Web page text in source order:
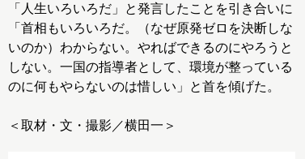
「人生いろいろだ」と発言したことを引き合いに
「首相もいろいろだ。（なぜ原発ゼロを決断しな
いのか）わからない。やればできるのにやろうと
しない。一国の指導者として、環境が整っている
のに何もやらないのは惜しい」と首を傾げた。
＜取材・文・撮影／横田一＞